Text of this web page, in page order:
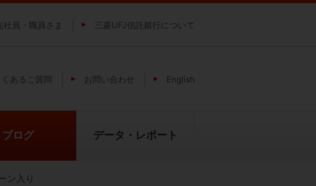
ン入り
社員・職員さま 三菱UFJ信託銀行について
あるご質問 お問い合わせ English
ブログ データ・レポート